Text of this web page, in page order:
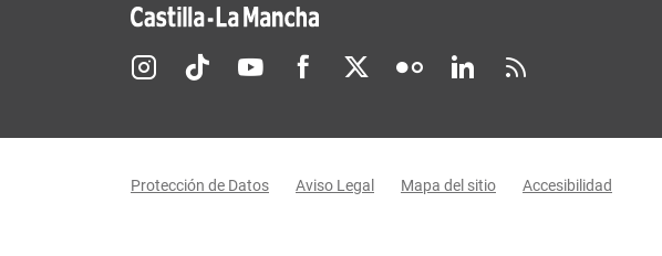
Redes sociales JCCM
Protección de Datos Aviso Legal Mapa del sitio Accesibilidad